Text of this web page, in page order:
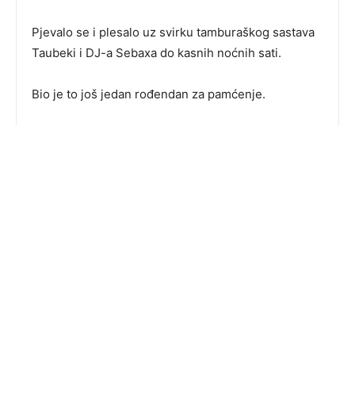
Pjevalo se i plesalo uz svirku tamburaškog sastava
Taubeki i DJ-a Sebaxa do kasnih noćnih sati.
Bio je to još jedan rođendan za pamćenje.